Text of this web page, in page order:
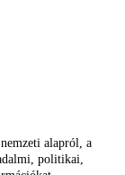
alapról, a
politikai,